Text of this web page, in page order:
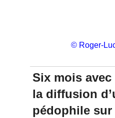
© Roger-
Six mois
la diffusion
pédophile